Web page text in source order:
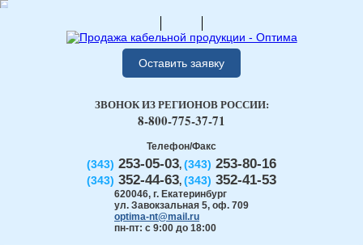
Оставить заявку
Телефон/Факс
(343) 253-05-03, (343) 253-80-16
(343) 352-44-63, (343) 352-41-53
620046, г. Екатеринбург
ул. Завокзальная 5, оф. 709
optima-nt@mail.ru
пн-пт: с 9:00 до 18:00
ЗВОНОК ИЗ РЕГИОНОВ РОССИИ:
8-800-775-37-71